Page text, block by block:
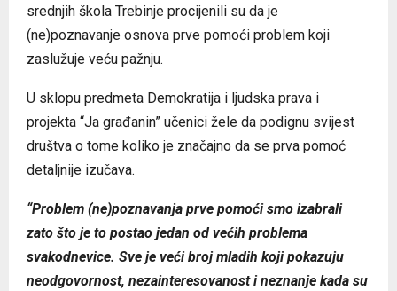
srednjih škola Trebinje procijenili su da je
(ne)poznavanje osnova prve pomoći problem koji
zaslužuje veću pažnju.
U sklopu predmeta Demokratija i ljudska prava i
projekta “Ja građanin” učenici žele da podignu svijest
društva o tome koliko je značajno da se prva pomoć
detaljnije izučava.
“Problem (ne)poznavanja prve pomoći smo izabrali
zato što je to postao jedan od većih problema
svakodnevice. Sve je veći broj mladih koji pokazuju
neodgovornost, nezainteresovanost i neznanje kada su